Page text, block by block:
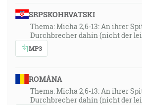
SRPSKOHRVATSKI
Thema: Micha 2,6-13: An ihrer
Durchbrecher dahin (nicht der
MP3
ROMÂNA
Thema: Micha 2,6-13: An ihrer
Durchbrecher dahin (nicht der